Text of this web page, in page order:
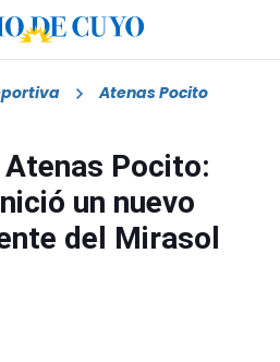
Atenas Pocito
Pocito:
un nuevo
del Mirasol